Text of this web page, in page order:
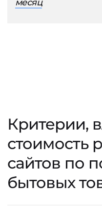
месяц
Критерии,
стоимость
сайтов по
бытовых